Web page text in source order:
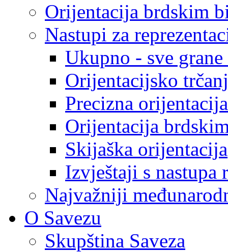
Orijentacija brdskim
Nastupi za
Ukupno - sve
Orijentacijsko
Precizna orijentacija
Orijentacija
Skijaška orijentacija
Izvještaji s nastupa
Najvažniji
O Savezu
Skupština Saveza